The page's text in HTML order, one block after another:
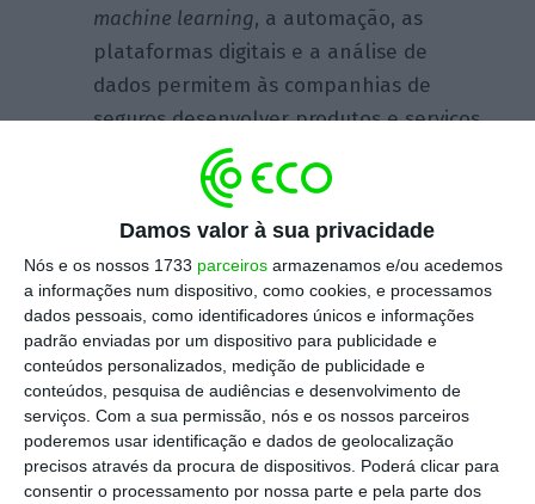
Damos valor à sua privacidade
Nós e os nossos 1733 parceiros armazenamos e/ou acedemos
a informações num dispositivo, como cookies, e processamos
dados pessoais, como identificadores únicos e informações
padrão enviadas por um dispositivo para publicidade e
conteúdos personalizados, medição de publicidade e
conteúdos, pesquisa de audiências e desenvolvimento de
serviços. Com a sua permissão, nós e os nossos parceiros
poderemos usar identificação e dados de geolocalização
precisos através da procura de dispositivos. Poderá clicar para
consentir o processamento por nossa parte e pela parte dos
machine learning, a automação, as
plataformas digitais e a análise de
dados permitem às companhias de
seguros desenvolver produtos e serviços
personalizados, de forma instantânea e
que as fronteiras entre os vários
segmentos de seguros se desvanecem e
que as barreiras à entrada desaparecem,
os seguros tornam-se omnipresentes em
todo o tipo de transações/eventos— as
companhias criam assim os seus
próprios ecossistemas, participando